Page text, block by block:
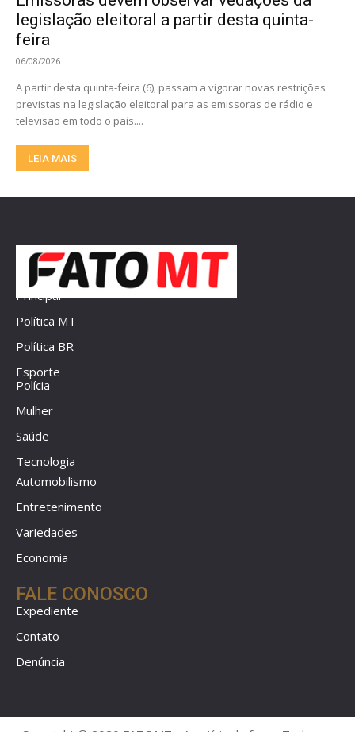
legislação eleitoral a partir desta quinta-
feira
06/08/2026
A partir desta quinta-feira (6), passam a vigorar novas restrições
previstas na legislação eleitoral para as emissoras de rádio e
televisão em todo o país....
LEIA MAIS
Principal
Política MT
Política BR
Esporte
Polícia
Mulher
Saúde
Tecnologia
Automobilismo
Entretenimento
Variedades
Economia
FALE CONOSCO
Expediente
Contato
Denúncia